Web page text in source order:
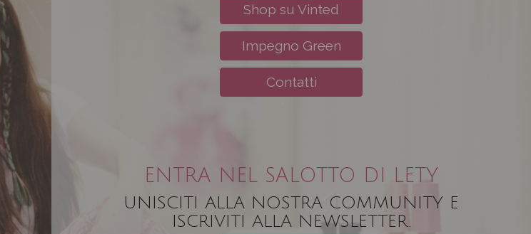
Shop su Vinted
Impegno Green
Contatti
ENTRA NEL SALOTTO DI LETY
UNISCITI ALLA NOSTRA COMMUNITY E
ISCRIVITI ALLA NEWSLETTER.